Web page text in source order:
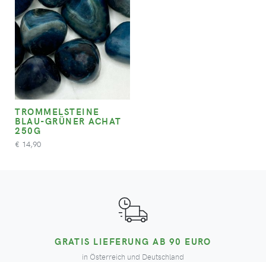
TROMMELSTEINE
BLAU-GRÜNER ACHAT
250G
€ 14,90
GRATIS LIEFERUNG AB 90 EURO
in Österreich und Deutschland